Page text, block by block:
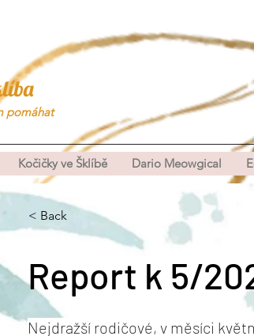
pomáhat
Kočičky ve Šklíbě Dario Meowgical
< Back
Report k 5/
Nejdražší rodičové, v měsíci